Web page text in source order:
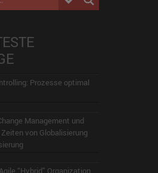
Prozesse optimal
Management und
von Globalisierung